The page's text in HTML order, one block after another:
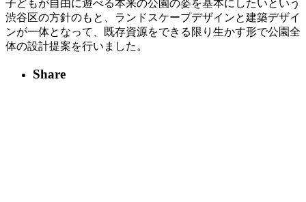
子どもが自由に遊べる本来の公園の姿を基本にしたいという
渋谷区の方針のもと、ランドスケープデザインと建築デザイ
ンが一体となって、既存資源をできる限り生かす形で公園全
体の設計提案を行いました。
Share